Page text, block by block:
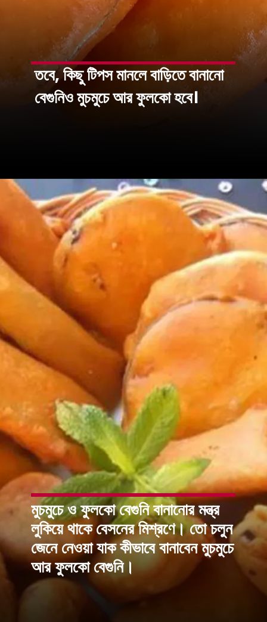
তবে, কিছু টিপস মানলে বাড়িতে বানানো
বেগুনিও মুচমুচে আর ফুলকো হবে।
মুচমুচে ও ফুলকো বেগুনি বানানোর মন্ত্র
লুকিয়ে থাকে বেসনের মিশ্রণে। তো চলুন
জেনে নেওয়া যাক কীভাবে বানাবেন মুচমুচে
আর ফুলকো বেগুনি।